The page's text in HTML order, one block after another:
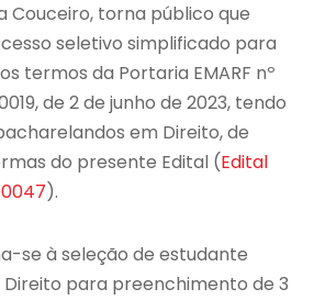
Couceiro, torna público que
seletivo simplificado para
termos da Portaria EMARF nº
de 2 de junho de 2023, tendo
em Direito, de
do presente Edital (Edital
).
se à seleção de estudante
para preenchimento de 3